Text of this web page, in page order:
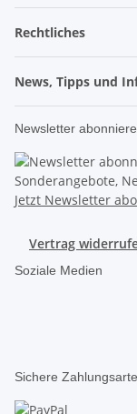
Rechtliches
News, Tipps und
Newsletter
Sonderangebote,
Jetzt Newsletter
Vertrag
Soziale Medien
Sichere